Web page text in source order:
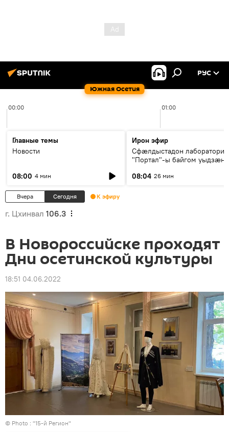
Южная Осетия
РУС
00:00 01:00
Главные темы
Новости
08:00 4 мин
Ирон эфир
Сфæлдыстадон лаборатори
"Портал"-ы байгом уыдзæн
Æхсары куыстыты равдыст
08:04 26 мин
Вчера Сегодня К эфиру
г. Цхинвал 106.3
В Новороссийске проходят
Дни осетинской культуры
18:51 04.06.2022
© Photo : "15-й Регион"